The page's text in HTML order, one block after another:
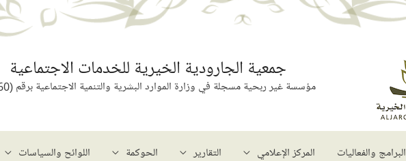
جمعية الجارودية الخيرية للخدمات الاجتماعية
مؤسسة غير ربحية مسجلة في وزارة الموارد البشرية والتنمية الاجتماعية برقم (60)
البرامج​ والفعاليات المركز الإعلامي التقارير الحوكمة اللوائح والسياسات